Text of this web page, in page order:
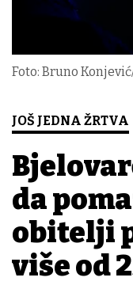
Foto: Bruno
JOŠ JEDNA ŽRTVA
da
obitelji
više od